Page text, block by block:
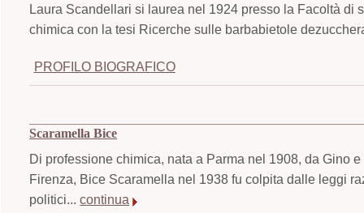
Laura Scandellari si laurea nel 1924 presso la Facoltà di
chimica con la tesi Ricerche sulle barbabietole
PROFILO BIOGRAFICO
Scaramella Bice
Di professione chimica, nata a Parma nel 1908, da Gino
Firenza, Bice Scaramella nel 1938 fu colpita dalle leggi
politici...continua